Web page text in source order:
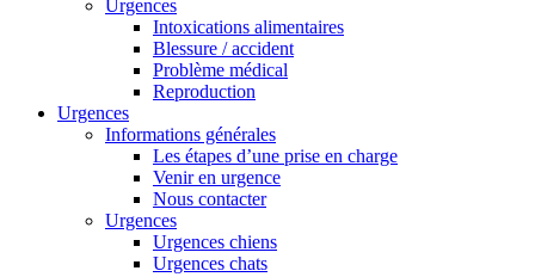
Urgences
Intoxications alimentaires
Blessure / accident
Problème médical
Reproduction
Urgences
Informations générales
Les étapes d’une prise en charge
Venir en urgence
Nous contacter
Urgences
Urgences chiens
Urgences chats